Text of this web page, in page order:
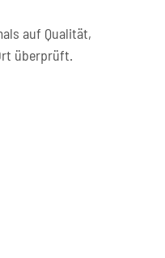
auf Qualität,
überprüft.